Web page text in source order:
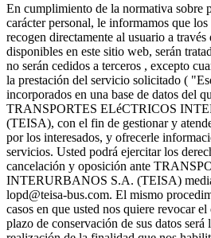
En cumplimiento de la normativa sobre
carácter personal, le informamos que los
recogen directamente al usuario a
disponibles en este sitio web, serán
no serán cedidos a terceros , excepto
la prestación del servicio solicitado (
incorporados en una base de datos del
TRANSPORTES ELéCTRICOS
(TEISA), con el fin de gestionar y
por los interesados, y ofrecerle
servicios. Usted podrá ejercitar los
cancelación y oposición ante
INTERURBANOS S.A. (TEISA)
lopd@teisa-bus.com. El mismo
casos en que usted nos quiere revocar
plazo de conservación de sus datos será